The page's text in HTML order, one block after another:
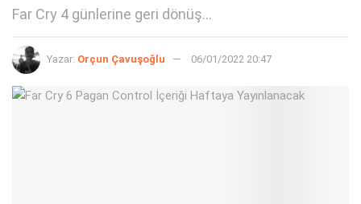
Far Cry 4 günlerine geri dönüş...
Yazar: Orçun Çavuşoğlu 06/01/2022 20:47